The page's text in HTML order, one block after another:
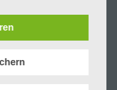
wieder
und in den
Willkommen neues
oder
Daten im